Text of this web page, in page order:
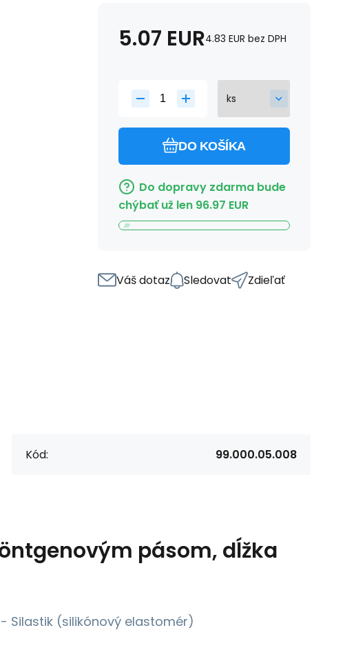
5.07 EUR4.83 EUR bez DPH
DO KOŠÍKA
Do dopravy zdarma bude
chýbať už len 96.97 EUR
Váš dotaz Sledovat Zdieľať
Kód: 99.000.05.008
pásom, dĺžka
Silastik (silikónový elastomér)